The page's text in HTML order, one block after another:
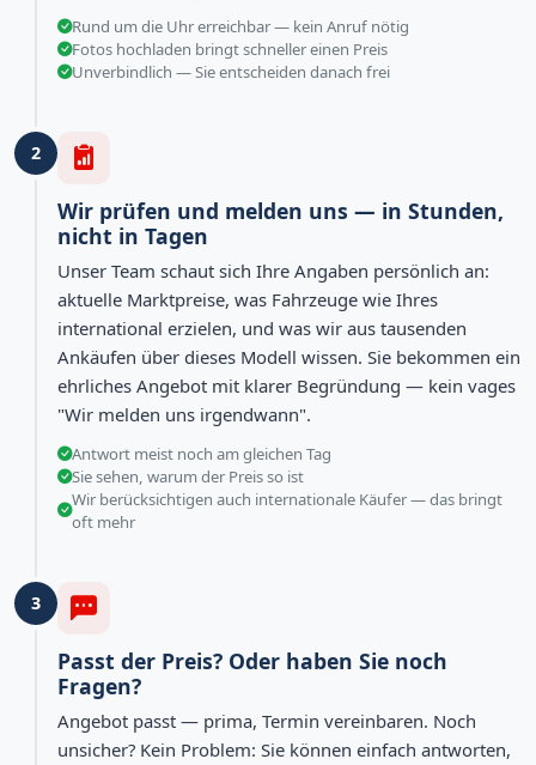
Rund um die Uhr erreichbar — kein Anruf nötig
Fotos hochladen bringt schneller einen Preis
Unverbindlich — Sie entscheiden danach frei
2
Wir prüfen und melden uns — in Stunden,
nicht in Tagen
Unser Team schaut sich Ihre Angaben persönlich an:
aktuelle Marktpreise, was Fahrzeuge wie Ihres
international erzielen, und was wir aus tausenden
Ankäufen über dieses Modell wissen. Sie bekommen ein
ehrliches Angebot mit klarer Begründung — kein vages
"Wir melden uns irgendwann".
Antwort meist noch am gleichen Tag
Sie sehen, warum der Preis so ist
Wir berücksichtigen auch internationale Käufer — das bringt
oft mehr
3
Passt der Preis? Oder haben Sie noch
Fragen?
Angebot passt — prima, Termin vereinbaren. Noch
unsicher? Kein Problem: Sie können einfach antworten,